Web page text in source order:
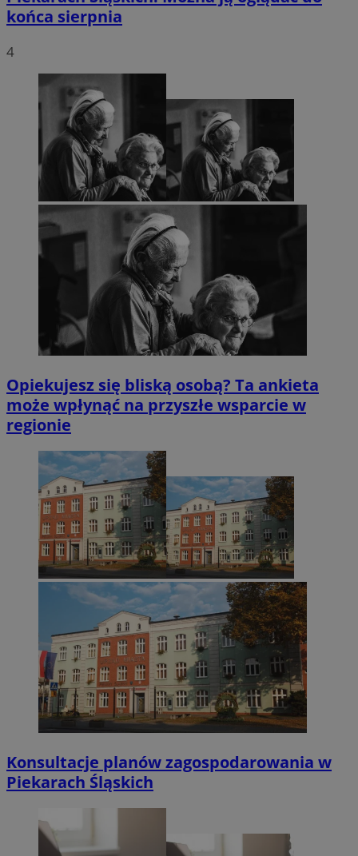
końca sierpnia
4
Opiekujesz się bliską osobą? Ta ankieta
może wpłynąć na przyszłe wsparcie w
regionie
Konsultacje planów zagospodarowania w
Piekarach Śląskich